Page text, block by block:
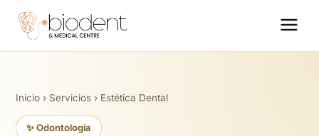
Inicio › Servicios › Estética Dental
✨ Odontología